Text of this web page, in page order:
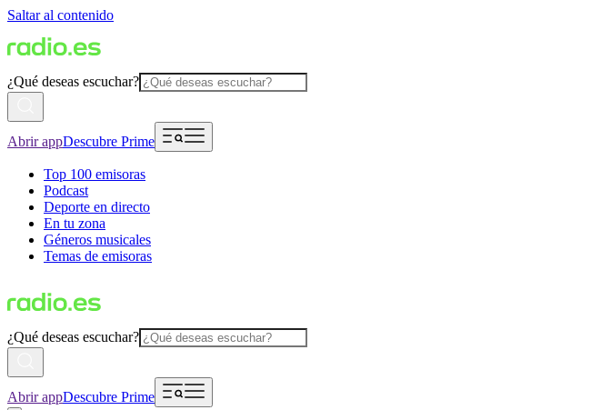
Saltar al contenido
¿Qué deseas escuchar?
Abrir appDescubre Prime
Top 100 emisoras
Podcast
Deporte en directo
En tu zona
Géneros musicales
Temas de emisoras
¿Qué deseas escuchar?
Abrir appDescubre Prime